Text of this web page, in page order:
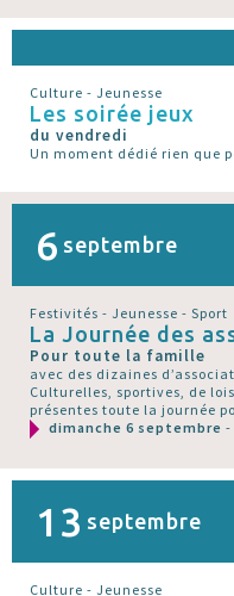
Culture - Jeunesse
Les soirée jeux
du vendredi
Un moment dédié rien que
6 septembre
Festivités - Jeunesse - Sport
La Journée des
Pour toute la famille
avec des dizaines
Culturelles, sportives, de
présentes toute la journée
dimanche 6 septembre -
13 septembre
Culture - Jeunesse